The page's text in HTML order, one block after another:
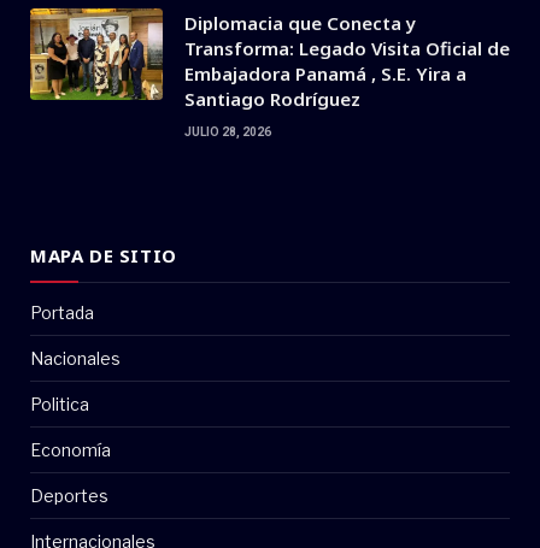
Diplomacia que Conecta y
Transforma: Legado Visita Oficial de
Embajadora Panamá , S.E. Yira a
Santiago Rodríguez
JULIO 28, 2026
MAPA DE SITIO
Portada
Nacionales
Politica
Economía
Deportes
Internacionales